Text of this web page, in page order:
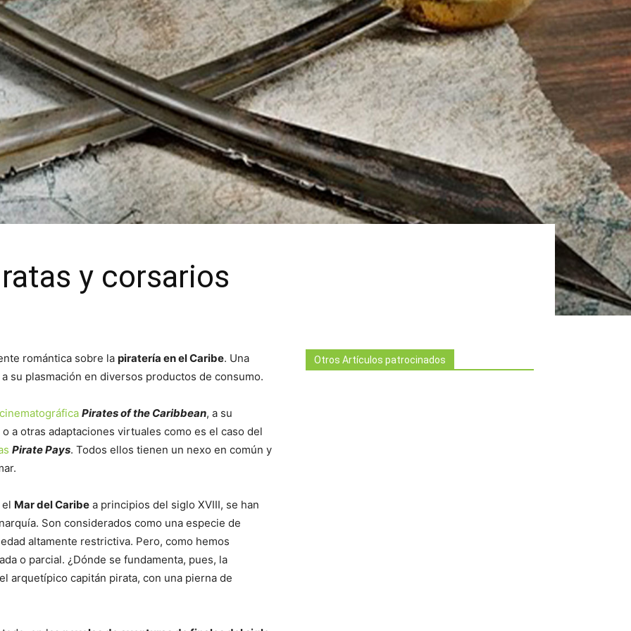
y corsarios
romántica sobre la piratería en el Caribe. Una
su plasmación en diversos productos de consumo.
Pirates of the Caribbean, a su
o a otras adaptaciones virtuales como es el caso del
Pirate Pays. Todos ellos tienen un nexo en común y
Mar del Caribe a principios del siglo XVIII, se han
Son considerados como una especie de
altamente restrictiva. Pero, como hemos
o parcial. ¿Dónde se fundamenta, pues, la
arquetípico capitán pirata, con una pierna de
Otros Artículos patrocinados